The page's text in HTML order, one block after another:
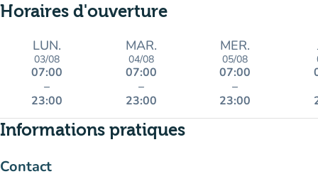
Horaires d'ouverture
LUN.
03/08
07:00
–
23:00
MAR.
04/08
07:00
–
23:00
MER.
05/08
07:00
–
23:00
Informations pratiques
Contact